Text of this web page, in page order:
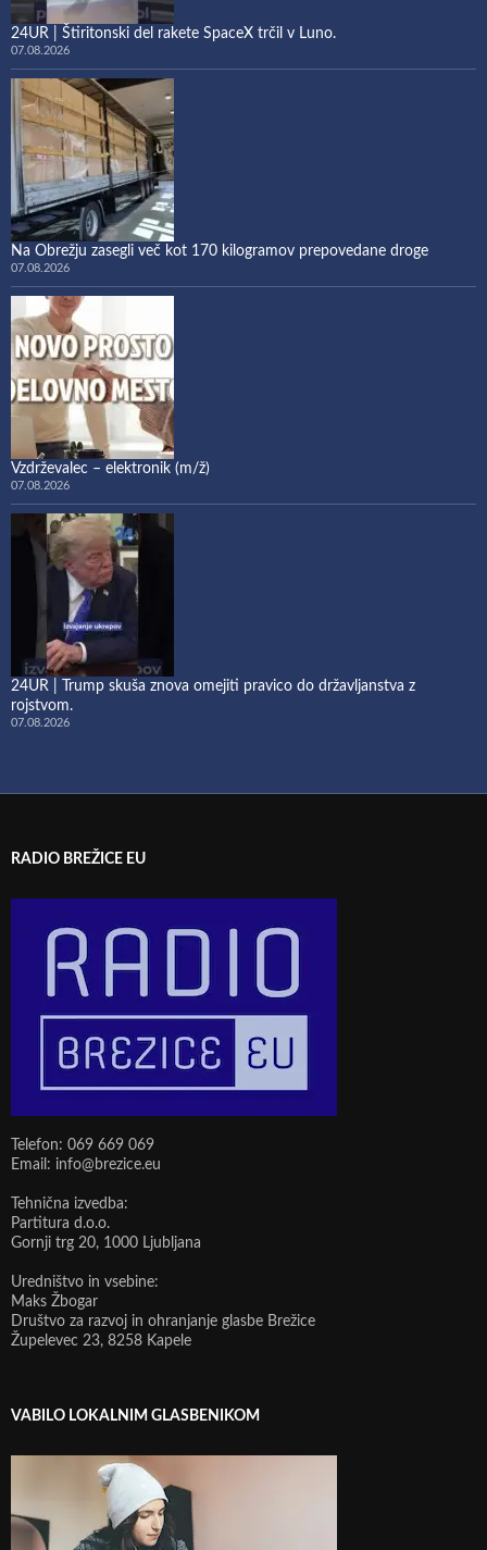
24UR | Štiritonski del rakete SpaceX trčil v Luno.
07.08.2026
Na Obrežju zasegli več kot 170 kilogramov prepovedane droge
07.08.2026
Vzdrževalec – elektronik (m/ž)
07.08.2026
24UR | Trump skuša znova omejiti pravico do državljanstva z
rojstvom.
07.08.2026
RADIO BREŽICE EU
Telefon: 069 669 069
Email: info@brezice.eu
Tehnična izvedba:
Partitura d.o.o.
Gornji trg 20, 1000 Ljubljana
Uredništvo in vsebine:
Maks Žbogar
Društvo za razvoj in ohranjanje glasbe Brežice
Župelevec 23, 8258 Kapele
VABILO LOKALNIM GLASBENIKOM